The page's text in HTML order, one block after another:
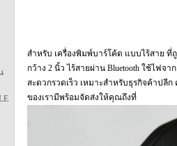
สำหรับ เครื่องพิมพ์บาร์โค้ด แบบไร้สาย ที่
กว้าง 2 นิ้ว ไร้สายผ่าน Bluetooth ใช้ไฟ
สะดวกรวดเร็ว เหมาะสำหรับธุรกิจค้าปลี
ของเรามีพร้อมจัดส่งให้คุณถึงที่